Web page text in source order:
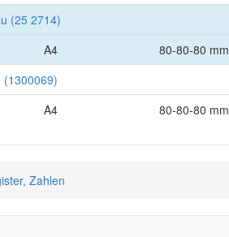
(25 2714)
A4 80-80-80 mm
(1300069)
A4 80-80-80 mm
Zahlen